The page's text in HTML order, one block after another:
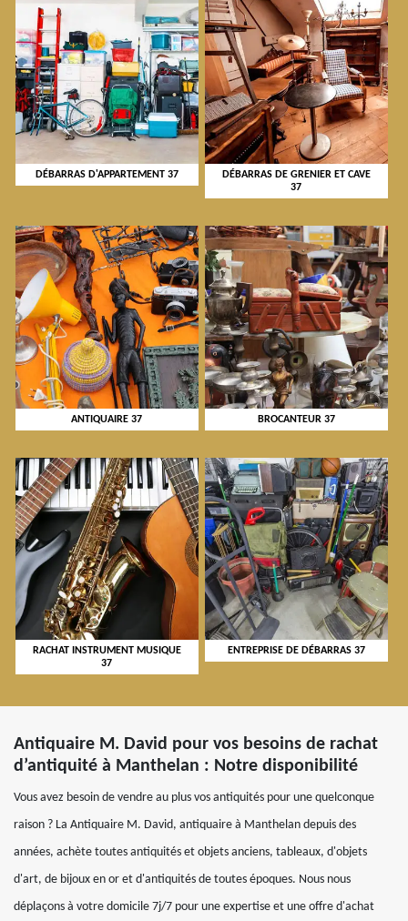
DÉBARRAS D'APPARTEMENT 37
DÉBARRAS DE GRENIER ET CAVE
37
ANTIQUAIRE 37 BROCANTEUR 37
RACHAT INSTRUMENT MUSIQUE
37
ENTREPRISE DE DÉBARRAS 37
Antiquaire M. David pour vos besoins de rachat
d’antiquité à Manthelan : Notre disponibilité
Vous avez besoin de vendre au plus vos antiquités pour une quelconque
raison ? La Antiquaire M. David, antiquaire à Manthelan depuis des
années, achète toutes antiquités et objets anciens, tableaux, d'objets
d'art, de bijoux en or et d'antiquités de toutes époques. Nous nous
déplaçons à votre domicile 7j/7 pour une expertise et une offre d'achat